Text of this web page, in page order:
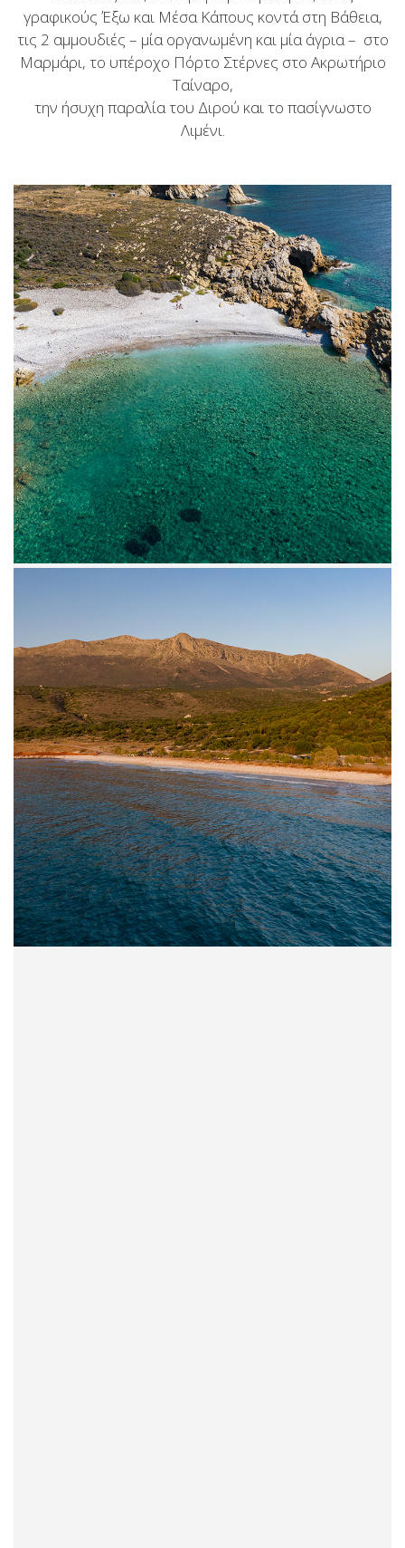
γραφικούς Έξω και Μέσα Κάπους κοντά στη Βάθεια,
τις 2 αμμουδιές – μία οργανωμένη και μία άγρια – στο
Μαρμάρι, το υπέροχο Πόρτο Στέρνες στο Ακρωτήριο
Ταίναρο,
την ήσυχη παραλία του Διρού και το πασίγνωστο
Λιμένι.